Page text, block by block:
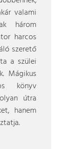
valami
három
harcos
szerető
a szülei
Mágikus
könyv
útra
hanem